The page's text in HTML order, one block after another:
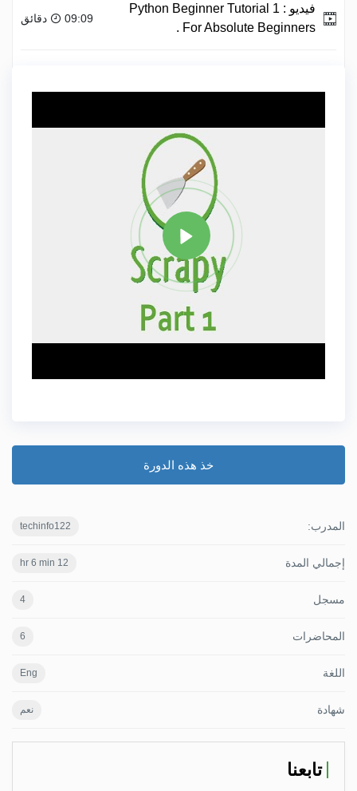
فيديو : Python Beginner Tutorial 1
For Absolute Beginners .
09:09 دقائق
مشاركة
خذ هذه الدورة
المدرب: techinfo122
إجمالي المدة 12 hr 6 min
مسجل 4
المحاضرات 6
اللغة Eng
شهادة نعم
تابعنا